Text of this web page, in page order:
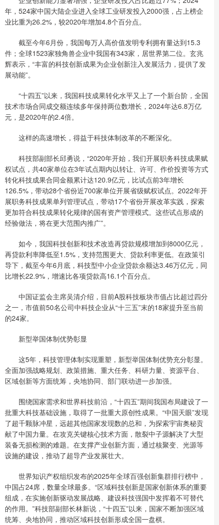
年，524家中国大陆企业进入全球工业研发投入2000强，占上榜企
业比重为26.2%，较2020年增加4.8个百分点。
截至今年6月份，我国每万人高价值发明专利拥有量达到15.3
件；全球1523家独角兽企业中我国有343家，居世界第二位。玄兆
辉表示，“丰富的科技创新成果为企业创新注入发展活力，提供了发
展动能”。
“十四五”以来，我国科技成果转化水平又上了一个新台阶，全国
技术市场合同成交额连续多年保持两位数增长，2024年达6.8万亿
元，是2020年的2.4倍。
这样的高速增长，得益于科技体制改革的不断深化。
科技部副部长邱勇说，“2020年开始，我们开展职务科技成果赋
权试点，共40家单位在3年试点期内以转让、许可、作价投资等方式
转化科技成果合同金额累计达120.9亿元，比试点前3年增长
126.5%，带动28个省份近700家单位开展省级赋权试点。2022年开
展职务科技成果单列管理试点，带动17个省份开展改革实践，探索
更加符合科技成果转化规律的国有资产管理模式。这些试点形成的
经验做法，将在更大范围内推广”。
如今，我国科技创新和技术改造再贷款规模增加到8000亿元，
再贷款利率降低至1.5%，支持范围更大、贷款利率更低。在政策引
导下，截至今年6月底，科技型中小企业贷款余额达3.46万亿元，同
比增长22.9%，增速比各项贷款高16.1个百分点。
中国证监会主席吴清介绍，目前A股科技板块市值占比超过四分
之一，市值前50名公司中科技企业从“十三五”末的18家提升至当前
的24家。
新型举国体制优势彰显
这5年，科技管理体制实现重塑，新型举国体制优势充分彰显。
全面加强战略规划、政策措施、重大任务、科研力量、资源平台、
区域创新等方面统筹，央地协同、部门联动进一步加强。
围绕国家需求和世界科技前沿，“十四五”期间我国布局建设了一
批重大科技基础设施，取得了一批重大原创性成果。“中国天眼”发现
了超千颗脉冲星，远超其他国家发现数的总和，为探索宇宙奥秘贡
献了中国力量。在攻克关键核心技术方面，散裂中子源解决了大型
装备无损检测的难题。在支撑产业创新方面，通过核聚变、光源等
设施的建设，推动了超导产业发展壮大。
世界知识产权组织发布的2025年全球百强创新集群排行榜中，
中国占24席，数量全球最多。“区域科技创新是国家创新体系的重要
组成，在实施创新驱动发展战略、建设科技强国中发挥着不可替代
的作用。”科技部副部长林新说，“十四五”以来，国家不断加强区域
统筹、央地协同，推动区域科技创新形成全国一盘棋。